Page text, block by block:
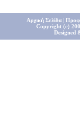
Αρχική Σελίδα|
Copyright (c)
Designed